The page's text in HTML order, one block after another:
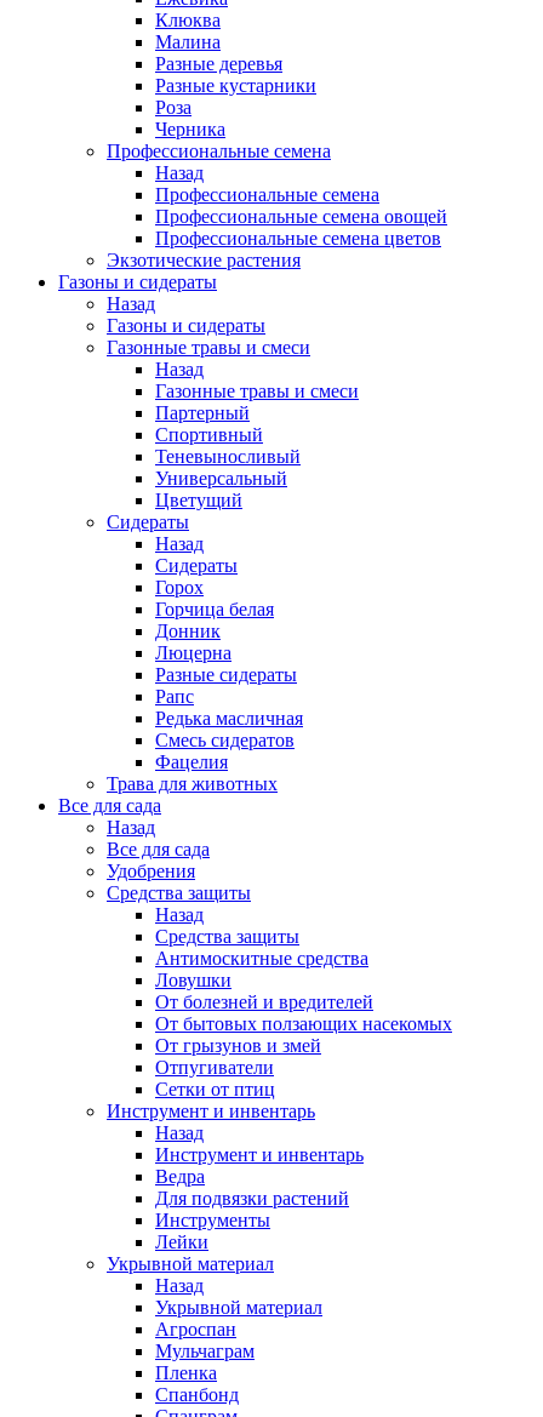
Клюква
Малина
Разные деревья
Разные кустарники
Роза
Черника
Профессиональные семена
Назад
Профессиональные семена
Профессиональные семена овощей
Профессиональные семена цветов
Экзотические растения
Газоны и сидераты
Назад
Газоны и сидераты
Газонные травы и смеси
Назад
Газонные травы и смеси
Партерный
Спортивный
Теневыносливый
Универсальный
Цветущий
Сидераты
Назад
Сидераты
Горох
Горчица белая
Донник
Люцерна
Разные сидераты
Рапс
Редька масличная
Смесь сидератов
Фацелия
Трава для животных
Все для сада
Назад
Все для сада
Удобрения
Средства защиты
Назад
Средства защиты
Антимоскитные средства
Ловушки
От болезней и вредителей
От бытовых ползающих насекомых
От грызунов и змей
Отпугиватели
Сетки от птиц
Инструмент и инвентарь
Назад
Инструмент и инвентарь
Ведра
Для подвязки растений
Инструменты
Лейки
Укрывной материал
Назад
Укрывной материал
Агроспан
Мульчаграм
Пленка
Спанбонд